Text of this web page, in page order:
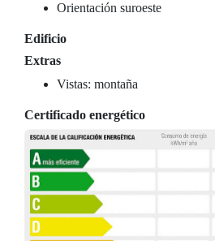
Orientación suroeste
Edificio
Extras
Vistas: montaña
Certificado energético